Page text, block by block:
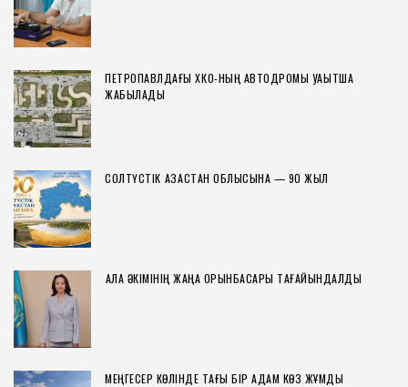
ПЕТРОПАВЛДАҒЫ ХҚКО-НЫҢ АВТОДРОМЫ УАҚЫТША
ЖАБЫЛАДЫ
СОЛТҮСТІК ҚАЗАҚСТАН ОБЛЫСЫНА — 90 ЖЫЛ
ҚАЛА ӘКІМІНІҢ ЖАҢА ОРЫНБАСАРЫ ТАҒАЙЫНДАЛДЫ
МЕҢГЕСЕР КӨЛІНДЕ ТАҒЫ БІР АДАМ КӨЗ ЖҰМДЫ